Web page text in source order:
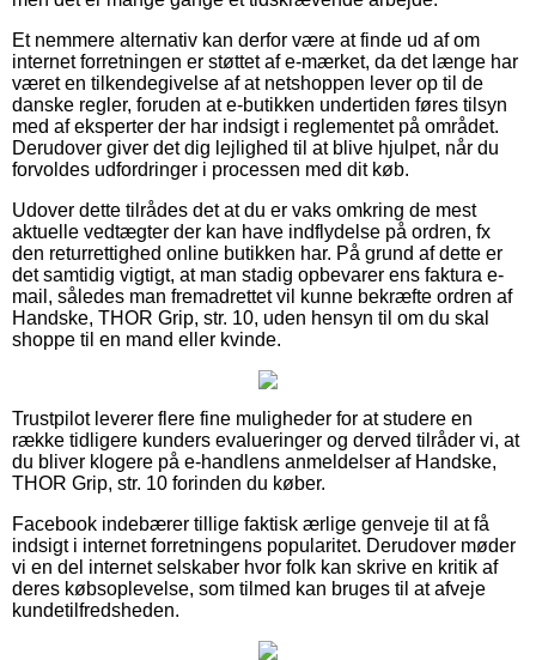
Et nemmere alternativ kan derfor være at finde ud af om
internet forretningen er støttet af e-mærket, da det længe har
været en tilkendegivelse af at netshoppen lever op til de
danske regler, foruden at e-butikken undertiden føres tilsyn
med af eksperter der har indsigt i reglementet på området.
Derudover giver det dig lejlighed til at blive hjulpet, når du
forvoldes udfordringer i processen med dit køb.
Udover dette tilrådes det at du er vaks omkring de mest
aktuelle vedtægter der kan have indflydelse på ordren, fx
den returrettighed online butikken har. På grund af dette er
det samtidig vigtigt, at man stadig opbevarer ens faktura e-
mail, således man fremadrettet vil kunne bekræfte ordren af
Handske, THOR Grip, str. 10, uden hensyn til om du skal
shoppe til en mand eller kvinde.
Trustpilot leverer flere fine muligheder for at studere en
række tidligere kunders evalueringer og derved tilråder vi, at
du bliver klogere på e-handlens anmeldelser af Handske,
THOR Grip, str. 10 forinden du køber.
Facebook indebærer tillige faktisk ærlige genveje til at få
indsigt i internet forretningens popularitet. Derudover møder
vi en del internet selskaber hvor folk kan skrive en kritik af
deres købsoplevelse, som tilmed kan bruges til at afveje
kundetilfredsheden.